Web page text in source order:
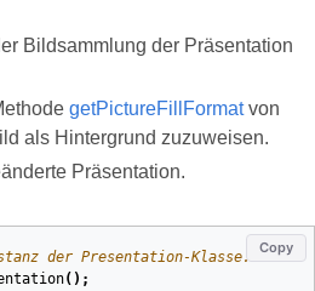
Bildsammlung der Präsentation
getPictureFillFormatvon
als Hintergrund zuzuweisen.
Präsentation.
Copy
der Presentation-Klasse.
();